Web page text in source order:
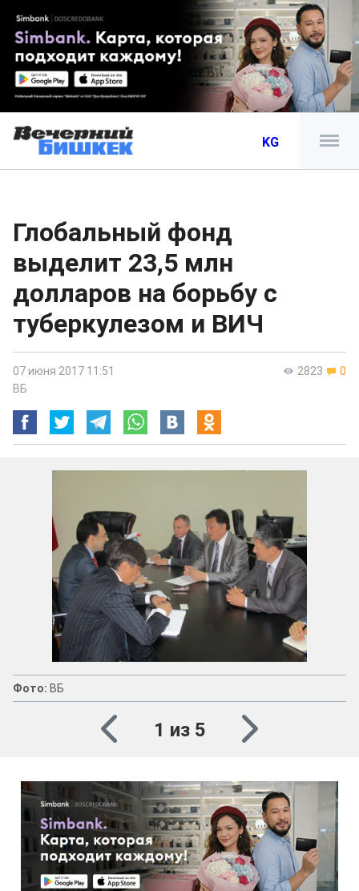
KG
Глобальный фонд
выделит 23,5 млн
долларов на борьбу с
туберкулезом и ВИЧ
2823 0
07 июня 2017 11:51
ВБ
Фото: ВБ
1 из 5